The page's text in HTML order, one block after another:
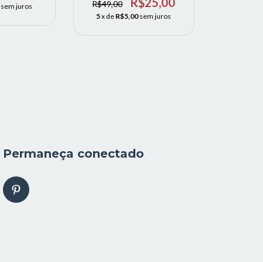
sem juros
R$49,00
5x de R$5,00sem juros
Permaneça conectado